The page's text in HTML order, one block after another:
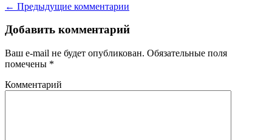
← Предыдущие комментарии
Добавить комментарий
Ваш e-mail не будет опубликован. Обязательные поля
помечены *
Комментарий